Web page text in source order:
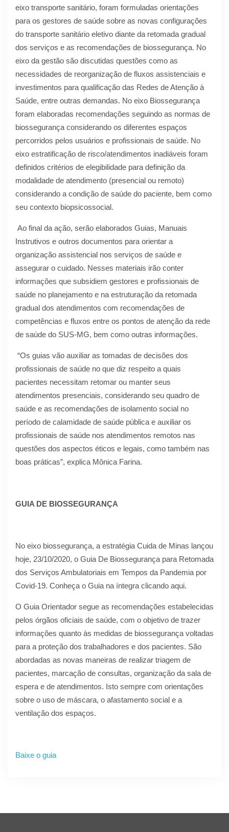
eixo transporte sanitário, foram formuladas orientações
para os gestores de saúde sobre as novas configurações
do transporte sanitário eletivo diante da retomada gradual
dos serviços e as recomendações de biossegurança. No
eixo da gestão são discutidas questões como as
necessidades de reorganização de fluxos assistenciais e
investimentos para qualificação das Redes de Atenção à
Saúde, entre outras demandas. No eixo Biossegurança
foram elaboradas recomendações seguindo as normas de
biossegurança considerando os diferentes espaços
percorridos pelos usuários e profissionais de saúde. No
eixo estratificação de risco/atendimentos inadiáveis foram
definidos critérios de elegibilidade para definição da
modalidade de atendimento (presencial ou remoto)
considerando a condição de saúde do paciente, bem como
seu contexto biopsicossocial.
Ao final da ação, serão elaborados Guias, Manuais
Instrutivos e outros documentos para orientar a
organização assistencial nos serviços de saúde e
assegurar o cuidado. Nesses materiais irão conter
informações que subsidiem gestores e profissionais de
saúde no planejamento e na estruturação da retomada
gradual dos atendimentos com recomendações de
competências e fluxos entre os pontos de atenção da rede
de saúde do SUS-MG, bem como outras informações.
“Os guias vão auxiliar as tomadas de decisões dos
profissionais de saúde no que diz respeito a quais
pacientes necessitam retomar ou manter seus
atendimentos presenciais, considerando seu quadro de
saúde e as recomendações de isolamento social no
período de calamidade de saúde pública e auxiliar os
profissionais de saúde nos atendimentos remotos nas
questões dos aspectos éticos e legais, como também nas
boas práticas”, explica Mônica Farina.
GUIA DE BIOSSEGURANÇA
No eixo biossegurança, a estratégia Cuida de Minas lançou
hoje, 23/10/2020, o Guia De Biossegurança para Retomada
dos Serviços Ambulatoriais em Tempos da Pandemia por
Covid-19. Conheça o Guia na íntegra clicando aqui.
O Guia Orientador segue as recomendações estabelecidas
pelos órgãos oficiais de saúde, com o objetivo de trazer
informações quanto às medidas de biossegurança voltadas
para a proteção dos trabalhadores e dos pacientes. São
abordadas as novas maneiras de realizar triagem de
pacientes, marcação de consultas, organização da sala de
espera e de atendimentos. Isto sempre com orientações
sobre o uso de máscara, o afastamento social e a
ventilação dos espaços.
Baixe o guia